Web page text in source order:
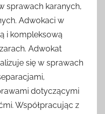
sprawach karanych,
Adwokaci w
i kompleksową
Adwokat
się w sprawach
dotyczącymi
Współpracując z